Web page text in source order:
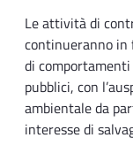
Le attività di
continueranno in
di
pubblici, con
ambientale da
interesse di